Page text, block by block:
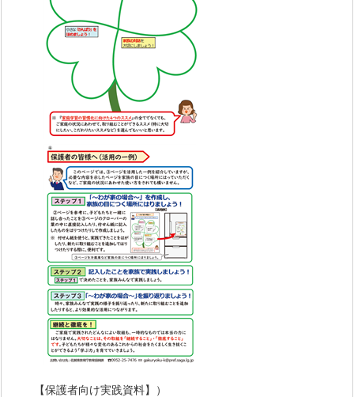
【保護者向け実践資料】）